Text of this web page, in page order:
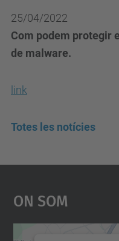
25/04/2022
Com podem protegir
de malware.
link
Totes les notícies
On Som